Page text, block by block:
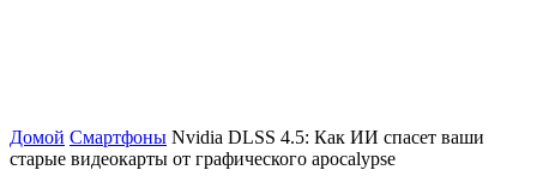
Домой Смартфоны Nvidia DLSS 4.5: Как ИИ спасет ваши
старые видеокарты от графического apocalypse